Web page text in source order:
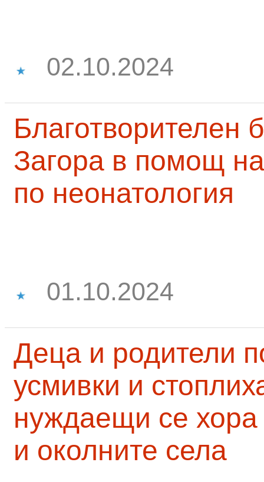
02.10.2024
Благотворителен
Загора в помощ
по неонатология
01.10.2024
Деца и родители
усмивки и
нуждаещи се
и околните села